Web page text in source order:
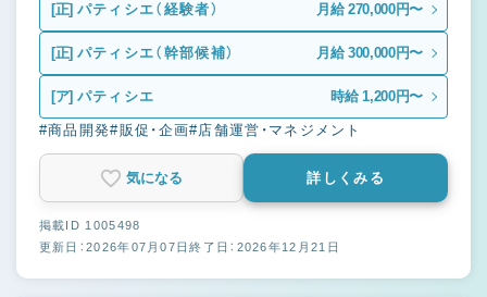
[正] パティシエ（経験者） 月給 270,000円〜
[正] パティシエ（幹部候補） 月給 300,000円〜
[ア] パティシエ 時給 1,200円〜
#商品開発#販促・企画#店舗運営・マネジメント
気になる 詳しくみる
掲載ID 1005498
更新日：2026年07月07日終了日：2026年12月21日